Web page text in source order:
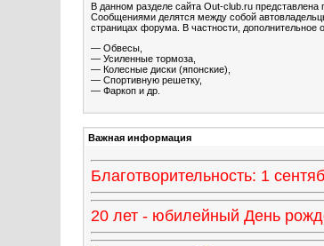
В данном разделе сайта Out-club.ru
Сообщениями делятся между собой
страницах форума. В частности, дополнительное
— Обвесы,
— Усиленные тормоза,
— Колесные диски (японские),
— Спортивную решетку,
— Фаркоп и др.
Важная информация
Благотворительность: 1
20 лет - юбилейный День